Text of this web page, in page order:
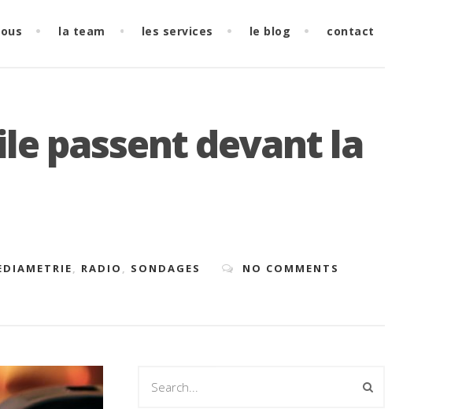
la team les services le blog contact
passent devant la
, RADIO , SONDAGES NO COMMENTS